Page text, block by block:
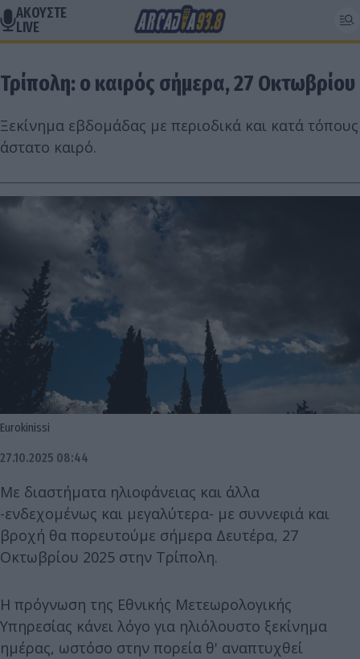
ΑΚΟΥΣΤΕ
LIVE
Τρίπολη: ο καιρός σήμερα, 27 Οκτωβρίου
Ξεκίνημα εβδομάδας με περιοδικά και κατά τόπους
άστατο καιρό.
Eurokinissi
27.10.2025 08:44
Με διαστήματα ηλιοφάνειας και άλλα
-ενδεχομένως και μεγαλύτερα- με συννεφιά και
βροχή θα πορευτούμε σήμερα Δευτέρα, 27
Οκτωβρίου 2025 στην Τρίπολη.
Η πρόγνωση της Εθνικής Μετεωρολογικής
Υπηρεσίας κάνει λόγο για ηλιόλουστο ξεκίνημα
ημέρας, ωστόσο στην πορεία θ' αναπτυχθεί